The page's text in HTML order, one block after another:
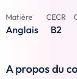
Matière
Anglais
CECR
B2
A propos du